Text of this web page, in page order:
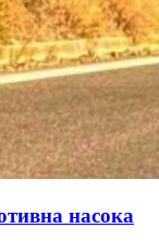
насока